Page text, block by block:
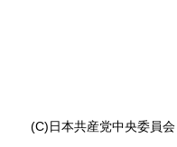
(C)日本共産党中央委員会